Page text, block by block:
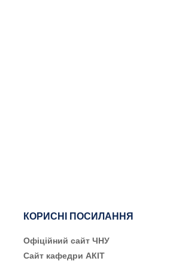
КОРИСНІ ПОСИЛАННЯ
Офіційний сайт ЧНУ
Сайт кафедри АКІТ